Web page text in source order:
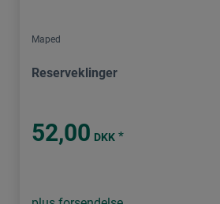
Maped
Reserveklinger
52,00 DKK *